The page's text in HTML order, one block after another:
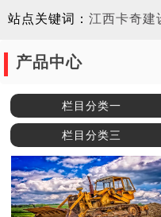
站点关键词： 江西卡奇建
产品中心
栏目分类一
栏目分类三